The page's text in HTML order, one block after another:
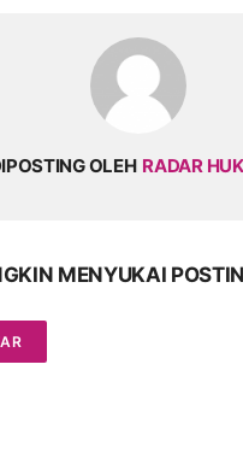
OLEH RADAR
MENYUKAI